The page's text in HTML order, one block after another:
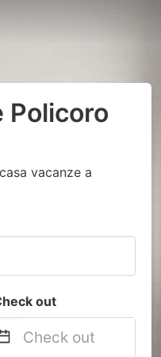
Policoro
vacanze a
out